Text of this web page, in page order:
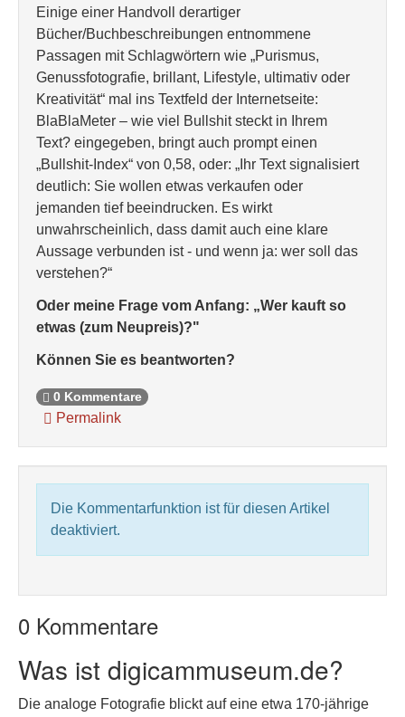
Einige einer Handvoll derartiger
Bücher/Buchbeschreibungen entnommene
Passagen mit Schlagwörtern wie „Purismus,
Genussfotografie, brillant, Lifestyle, ultimativ oder
Kreativität“ mal ins Textfeld der Internetseite:
BlaBlaMeter – wie viel Bullshit steckt in Ihrem
Text? eingegeben, bringt auch prompt einen
„Bullshit-Index“ von 0,58, oder: „Ihr Text signalisiert
deutlich: Sie wollen etwas verkaufen oder
jemanden tief beeindrucken. Es wirkt
unwahrscheinlich, dass damit auch eine klare
Aussage verbunden ist - und wenn ja: wer soll das
verstehen?“
Oder meine Frage vom Anfang: „Wer kauft so
etwas (zum Neupreis)?"
Können Sie es beantworten?
0 Kommentare
Permalink
Die Kommentarfunktion ist für diesen Artikel
deaktiviert.
0 Kommentare
Was ist digicammuseum.de?
Die analoge Fotografie blickt auf eine etwa 170-jährige